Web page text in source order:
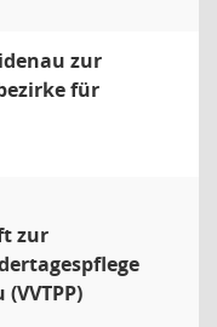
zur
für
zur